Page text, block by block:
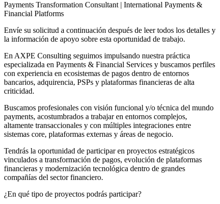
Payments Transformation Consultant | International Payments &
Financial Platforms
Envíe su solicitud a continuación después de leer todos los detalles y
la información de apoyo sobre esta oportunidad de trabajo.
En AXPE Consulting seguimos impulsando nuestra práctica
especializada en Payments & Financial Services y buscamos perfiles
con experiencia en ecosistemas de pagos dentro de entornos
bancarios, adquirencia, PSPs y plataformas financieras de alta
criticidad.
Buscamos profesionales con visión funcional y/o técnica del mundo
payments, acostumbrados a trabajar en entornos complejos,
altamente transaccionales y con múltiples integraciones entre
sistemas core, plataformas externas y áreas de negocio.
Tendrás la oportunidad de participar en proyectos estratégicos
vinculados a transformación de pagos, evolución de plataformas
financieras y modernización tecnológica dentro de grandes
compañías del sector financiero.
¿En qué tipo de proyectos podrás participar?